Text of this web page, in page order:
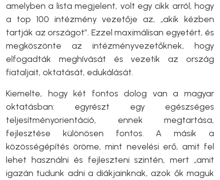
amelyben a lista megjelent, volt egy cikk arról, hogy
a top 100 intézmény vezetője az, „akik kézben
tartják az országot”. Ezzel maximálisan egyetért, és
megköszönte az intézményvezetőknek, hogy
elfogadták meghívását és vezetik az ország
fiataljait, oktatását, edukálását.
Kiemelte, hogy két fontos dolog van a magyar
oktatásban: egyrészt egy egészséges
teljesítményorientáció, ennek megtartása,
fejlesztése különösen fontos. A másik a
közösségépítés öröme, mint nevelési erő, amit fel
lehet használni és fejleszteni szintén, mert „amit
igazán tudunk adni a diákjainknak, azok ők maguk